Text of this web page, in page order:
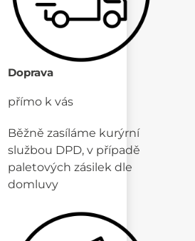
Doprava
přímo k vás
Běžně zasíláme kurýrní
službou DPD, v případě
paletových zásilek dle
domluvy